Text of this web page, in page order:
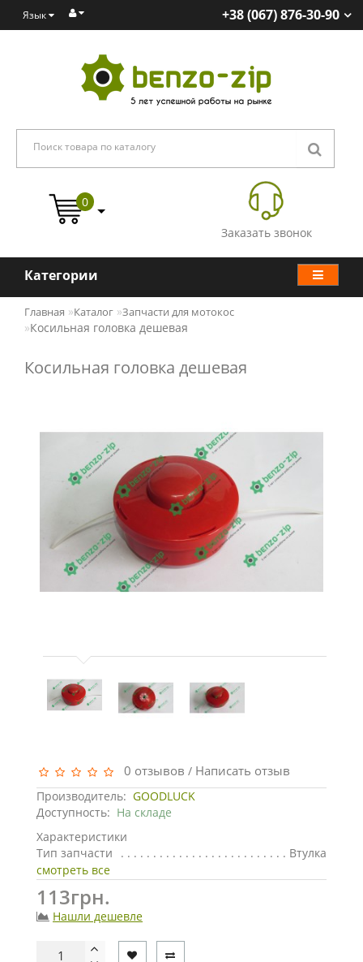
Язык +38 (067) 876-30-90
Заказать звонок
0
Категории
Главная Каталог Запчасти для мотокос
Косильная головка дешевая
Косильная головка дешевая
0 отзывов / Написать отзыв
Производитель: GOODLUCK
Доступность: На складе
Характеристики
Тип запчасти
Втулка
смотреть все
113грн.
Нашли дешевле